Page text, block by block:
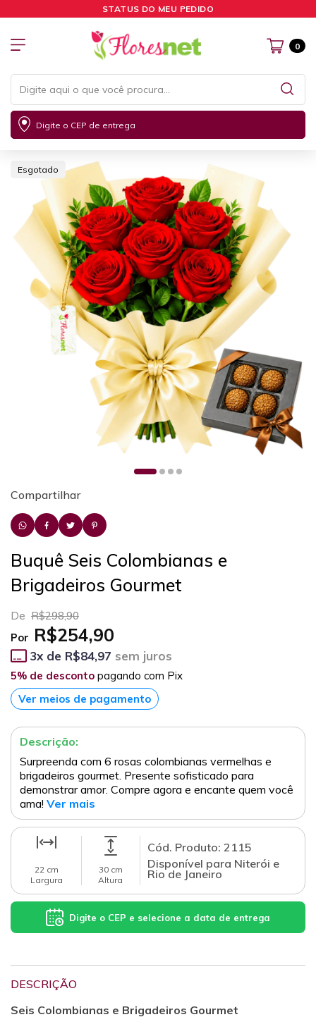
STATUS DO MEU PEDIDO
0
Digite o CEP de entrega
Esgotado
Compartilhar
Buquê Seis Colombianas e
Brigadeiros Gourmet
De R$298,90
Por R$254,90
3x de R$84,97 sem juros
5% de desconto pagando com Pix
Ver meios de pagamento
Descrição:
Surpreenda com 6 rosas colombianas vermelhas e
brigadeiros gourmet. Presente sofisticado para
demonstrar amor. Compre agora e encante quem você
ama! Ver mais
22 cm
Largura
30 cm
Altura
Cód. Produto: 2115
Disponível para Niterói e
Rio de Janeiro
Digite o CEP e selecione a data de entrega
DESCRIÇÃO
Seis Colombianas e Brigadeiros Gourmet